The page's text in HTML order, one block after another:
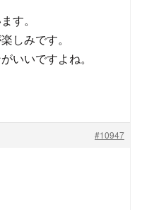
す。
しみです。
いいですよね。
#10947